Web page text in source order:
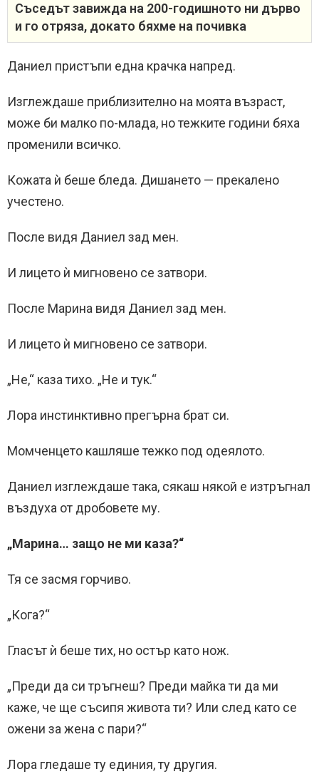
Съседът завижда на 200-годишното ни дърво
и го отряза, докато бяхме на почивка
Даниел пристъпи една крачка напред.
Изглеждаше приблизително на моята възраст,
може би малко по-млада, но тежките години бяха
променили всичко.
Кожата ѝ беше бледа. Дишането — прекалено
учестено.
После видя Даниел зад мен.
И лицето ѝ мигновено се затвори.
После Марина видя Даниел зад мен.
И лицето ѝ мигновено се затвори.
„Не,“ каза тихо. „Не и тук.“
Лора инстинктивно прегърна брат си.
Момченцето кашляше тежко под одеялото.
Даниел изглеждаше така, сякаш някой е изтръгнал
въздуха от дробовете му.
„Марина… защо не ми каза?“
Тя се засмя горчиво.
„Кога?“
Гласът ѝ беше тих, но остър като нож.
„Преди да си тръгнеш? Преди майка ти да ми
каже, че ще съсипя живота ти? Или след като се
ожени за жена с пари?“
Лора гледаше ту единия, ту другия.